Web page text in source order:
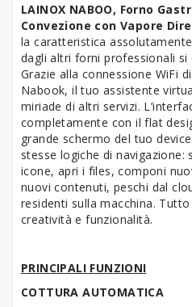
LAINOX NABOO, Forno
Convezione con Vapore
la caratteristica
dagli altri forni professionali si
Grazie alla connessione WiFi
Nabook, il tuo assistente
miriade di altri servizi.
completamente con il flat
grande schermo del tuo
stesse logiche di navigazione:
icone, apri i files, componi
nuovi contenuti, peschi dal
residenti sulla macchina.
creatività e funzionalità.
PRINCIPALI FUNZIONI
COTTURA AUTOMATICA